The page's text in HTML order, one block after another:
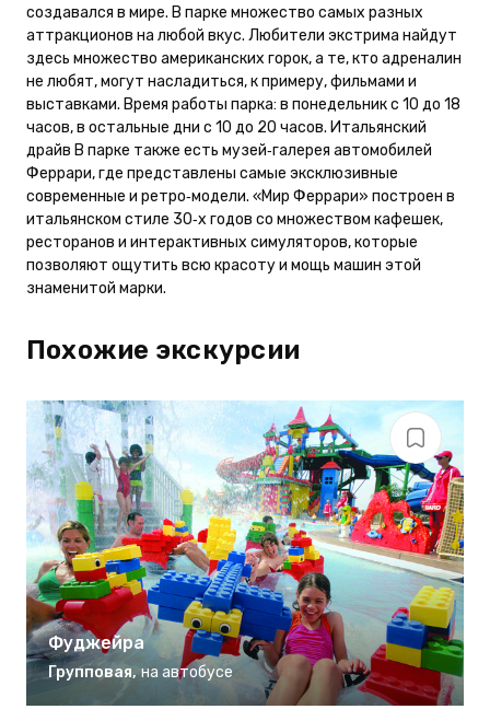
создавался в мире. В парке множество самых разных
аттракционов на любой вкус. Любители экстрима найдут
здесь множество американских горок, а те, кто адреналин
не любят, могут насладиться, к примеру, фильмами и
выставками. Время работы парка: в понедельник с 10 до 18
часов, в остальные дни с 10 до 20 часов. Итальянский
драйв В парке также есть музей‑галерея автомобилей
Феррари, где представлены самые эксклюзивные
современные и ретро‑модели. «Мир Феррари» построен в
итальянском стиле 30‑х годов со множеством кафешек,
ресторанов и интерактивных симуляторов, которые
позволяют ощутить всю красоту и мощь машин этой
знаменитой марки.
Похожие экскурсии
Фуджейра
Групповая, на автобусе